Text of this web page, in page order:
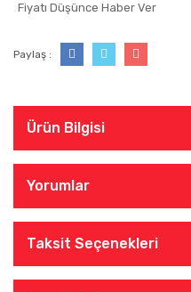
Fiyatı Düşünce Haber Ver
Paylaş :
Ürün Bilgisi
Yorumlar
Taksit Seçenekleri